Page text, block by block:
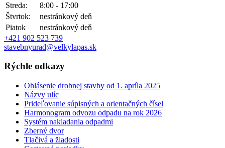
Streda:
8:00 - 17:00
Štvrtok:
nestránkový deň
Piatok
nestránkový deň
+421 902 523 739
stavebnyurad@velkylapas.sk
Rýchle odkazy
Ohlásenie drobnej stavby od 1. apríla 2025
Názvy ulíc
Prideľovanie súpisných a orientačných čísel
Harmonogram odvozu odpadu na rok 2026
Systém nakladania odpadmi
Zberný dvor
Tlačivá a žiadosti